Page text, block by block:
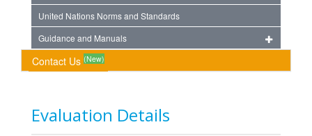
United Nations Norms and Standards
Guidance and Manuals
Contact Us (New)
Evaluation Details